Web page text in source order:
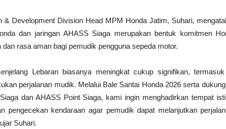
& Development Division Head MPM Honda Jatim, Suhari,
dan jaringan AHASS Siaga merupakan bentuk komitmen
rasa aman bagi pemudik pengguna sepeda motor.
Lebaran biasanya meningkat cukup signifikan,
perjalanan mudik. Melalui Bale Santai Honda 2026 serta
dan AHASS Point Siaga, kami ingin menghadirkan tempat
pengecekan kendaraan agar pemudik dapat melanjutkan
Suhari.